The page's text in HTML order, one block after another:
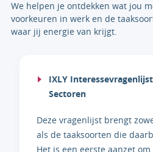
We helpen je ontdekken wat jou
voorkeuren in werk en de
waar jij energie van krijgt.
IXLY
Sectoren
Deze vragenlijst brengt
als de taaksoorten die
Het is een eerste aanzet